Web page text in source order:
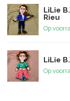
LiLie
Rieu
Op
LiLie
Op